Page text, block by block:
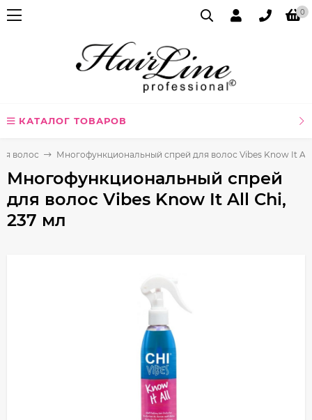
0
КАТАЛОГ ТОВАРОВ
волос Многофункциональный спрей для волос Vibes Know It All
Многофункциональный спрей
для волос Vibes Know It All Chi,
237 мл